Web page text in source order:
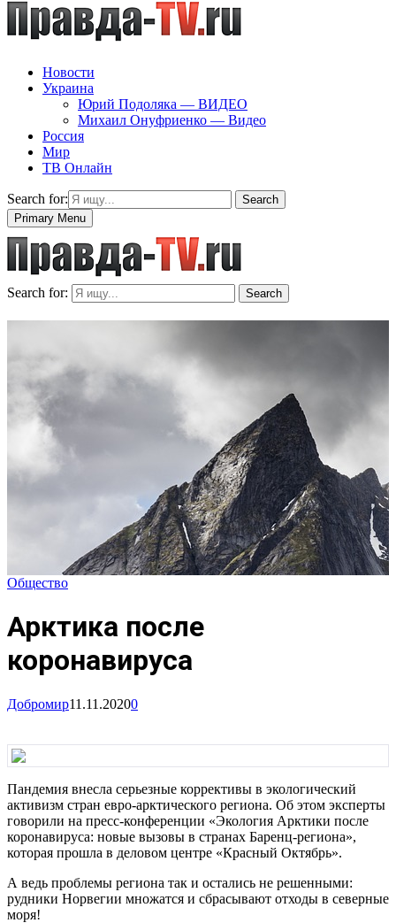
Новости
Украина
Юрий Подоляка — ВИДЕО
Михаил Онуфриенко — Видео
Россия
Мир
ТВ Онлайн
Search for:
Search
Primary Menu
Search for: Search
Общество
Арктика после
коронавируса
Добромир11.11.20200
Пандемия внесла серьезные коррективы в экологический
активизм стран евро-арктического региона. Об этом эксперты
говорили на пресс-конференции «Экология Арктики после
коронавируса: новые вызовы в странах Баренц-региона»,
которая прошла в деловом центре «Красный Октябрь».
А ведь проблемы региона так и остались не решенными:
рудники Норвегии множатся и сбрасывают отходы в северные
моря!